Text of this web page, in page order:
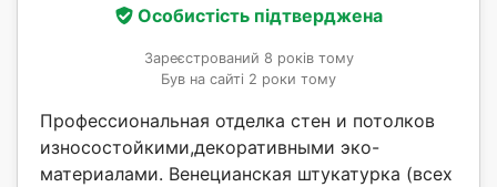
Особистість підтверджена
Зареєстрований 8 років тому
Був на сайті 2 роки тому
Профессиональная отделка стен и потолков
износостойкими,декоративными эко-
материалами. Венецианская штукатурка (всех